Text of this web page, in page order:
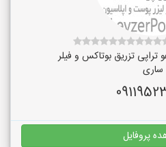
تراپی تزریق بوتاکس و فیلر
ساری
پروفایل